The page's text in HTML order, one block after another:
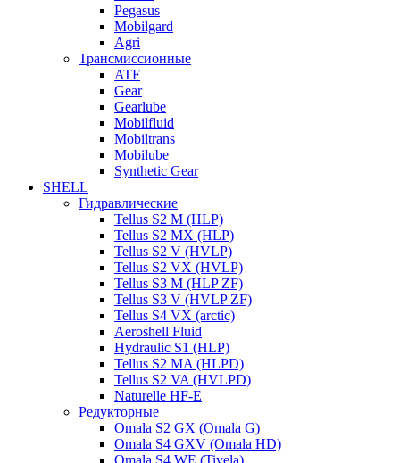
Pegasus
Mobilgard
Agri
Трансмиссионные
ATF
Gear
Gearlube
Mobilfluid
Mobiltrans
Mobilube
Synthetic Gear
SHELL
Гидравлические
Tellus S2 M (HLP)
Tellus S2 MХ (HLP)
Tellus S2 V (HVLP)
Tellus S2 VX (HVLP)
Tellus S3 M (HLP ZF)
Tellus S3 V (HVLP ZF)
Tellus S4 VX (arctic)
Aeroshell Fluid
Hydraulic S1 (HLP)
Tellus S2 MA (HLPD)
Tellus S2 VA (HVLPD)
Naturelle HF-E
Редукторные
Omala S2 GX (Omala G)
Omala S4 GXV (Omala HD)
Omala S4 WE (Tivela)